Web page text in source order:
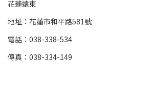
花蓮遠東
地址：花蓮市和平路581號
電話：038-338-534
傳真：038-334-149